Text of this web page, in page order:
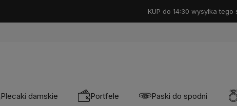
KUP do 14:30 wysyłka tego
Plecaki damskie Portfele Paski do spodni